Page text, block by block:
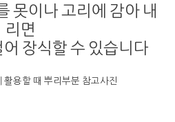
못이나 고리에 감아 내
리면
장식할 수 있습니다